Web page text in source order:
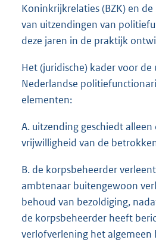
Koninkrijkrelaties (BZK) en
van uitzendingen van
deze jaren in de praktijk
Het (juridische) kader voor de
Nederlandse
elementen:
A. uitzending geschiedt alleen
vrijwilligheid van de
B. de korpsbeheerder
ambtenaar buitengewoon
behoud van bezoldiging,
de korpsbeheerder heeft
verlofverlening het algemeen